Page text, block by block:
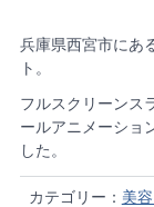
兵庫県西宮市にあ
ト。
フルスクリーンス
ールアニメーショ
した。
カテゴリー： 美